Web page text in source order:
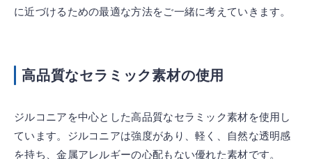
に近づけるための最適な方法をご一緒に考えていきます。
高品質なセラミック素材の使用
ジルコニアを中心とした高品質なセラミック素材を使用し
ています。ジルコニアは強度があり、軽く、自然な透明感
を持ち、金属アレルギーの心配もない優れた素材です。